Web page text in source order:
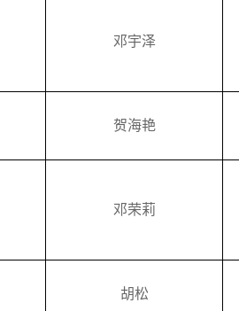
邓宇泽
贺海艳
邓荣莉
胡松